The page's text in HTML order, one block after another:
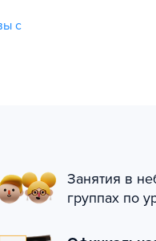
с
Занятия в
группах по